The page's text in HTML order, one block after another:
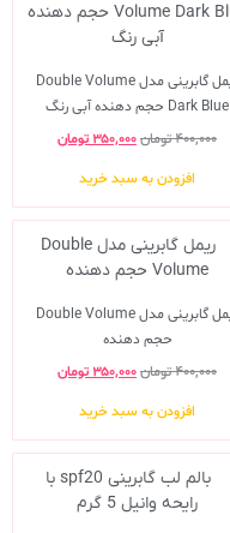
ریمل گابرینی مدل Double Volume
Dark Blue حجم دهنده آبی رنگ
۴۰۰,۰۰۰تومان۳۵۰,۰۰۰تومان
افزودن به سبد خرید
ریمل گابرینی مدل Double Volume
حجم دهنده
۴۰۰,۰۰۰تومان۳۵۰,۰۰۰تومان
افزودن به سبد خرید